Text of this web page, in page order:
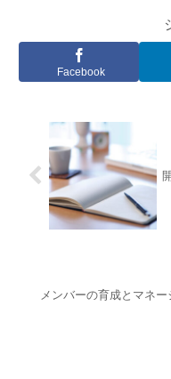
Facebook
メンバーの育成とマネ